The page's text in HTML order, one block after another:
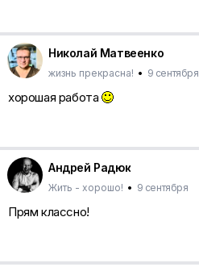
Николай Матвеенко
жизнь прекрасна! • 9 сентября
хорошая работа
Андрей Радюк
Жить - хорошо! • 9 сентября
Прям классно!